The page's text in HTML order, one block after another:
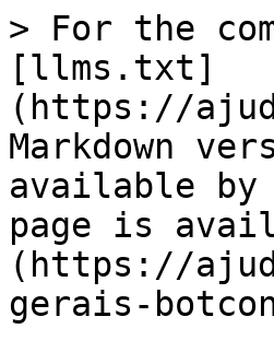
> For the
[llms.txt]
(https://
Markdown
available by
page is
(https://
gerais-